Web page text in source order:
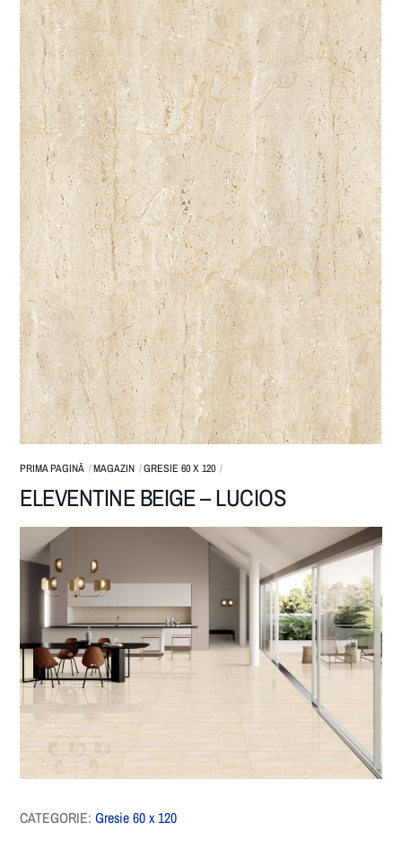
PRIMA PAGINĂ MAGAZIN GRESIE 60 X 120
ELEVENTINE BEIGE – LUCIOS
CATEGORIE:Gresie 60 x 120